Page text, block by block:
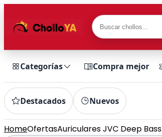
Categorías Compra mejor
Destacados Nuevos
HomeOfertasAuriculares JVC Deep Bass